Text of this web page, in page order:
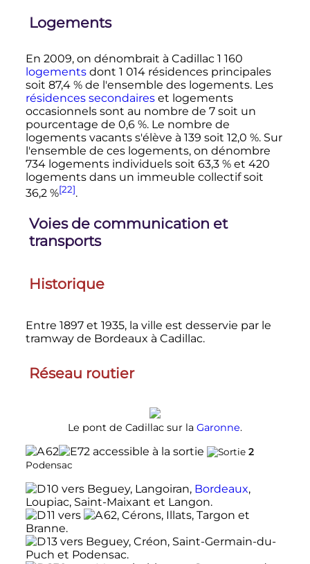
Logements
En 2009, on dénombrait à Cadillac 1 160
logementsdont 1 014résidences principales
soit 87,4 % de l'ensemble des logements. Les
résidences secondaireset logements
occasionnels sont au nombre de 7 soit un
pourcentage de 0,6 %. Le nombre de
logements vacants s'élève à 139 soit 12,0 %. Sur
l'ensemble de ces logements, on dénombre
734 logements individuels soit 63,3 % et 420
logements dans un immeuble collectif soit
36,2 %[22].
Voies de communication et
transports
Historique
Entre 1897 et 1935, la ville est desservie par le
tramway de Bordeaux à Cadillac.
Réseau routier
Le pont de Cadillac sur la Garonne.
accessible à la sortie
2
Podensac
vers Beguey, Langoiran, Bordeaux,
Loupiac, Saint-Maixant et Langon.
vers
, Cérons, Illats, Targon et
Branne.
vers Beguey, Créon, Saint-Germain-du-
Puch et Podensac.